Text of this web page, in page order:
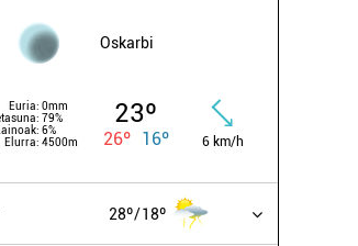
Oskarbi
Euria: 0mm
79%
Lainoak: 6%
Elurra: 4500m
23º
26º 16º 6 km/h
28º 18º